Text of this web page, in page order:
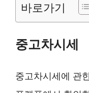
바로가기
중고차시세
중고차시세에 관